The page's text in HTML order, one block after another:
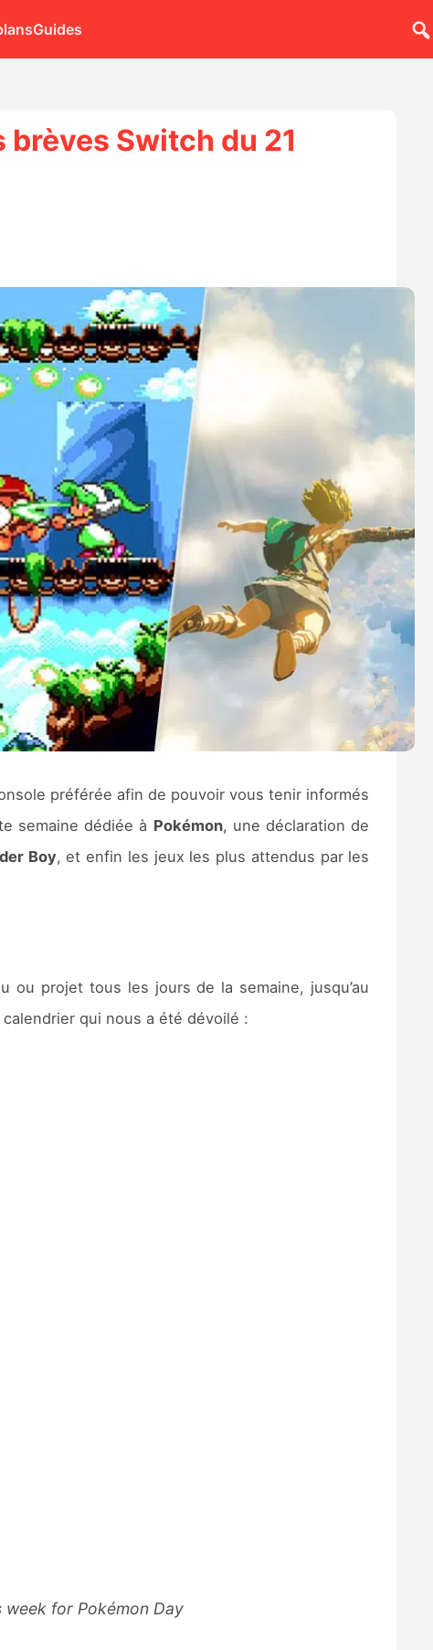
Guides
Switch du 21
préférée afin de pouvoir vous tenir informés
semaine dédiée à Pokémon, une déclaration de
Boy, et enfin les jeux les plus attendus par les
projet tous les jours de la semaine, jusqu’au
qui nous a été dévoilé :
for Pokémon Day